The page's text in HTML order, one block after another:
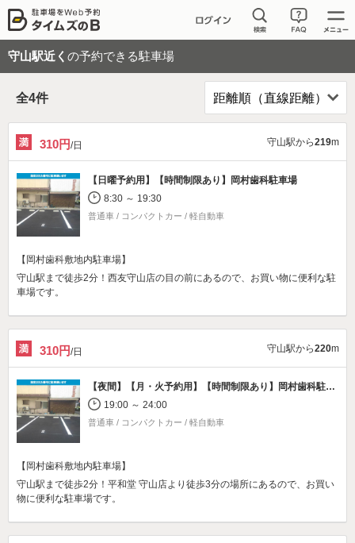
守山駅近く の予約できる駐車場
全4件
310円/日 守山駅から219m
【日曜予約用】【時間制限あり】
岡村歯科駐車場
8:30 ～ 19:30
普通車 / コンパクトカー / 軽自動車
【岡村歯科敷地内駐車場】
守山駅まで徒歩2分！西友守山店の目の前にあるので、お買い物に便利な駐
車場です。
310円/日 守山駅から220m
【夜間】【月・火予約用】【時間制限あり】
岡村歯科駐車場
19:00 ～ 24:00
普通車 / コンパクトカー / 軽自動車
【岡村歯科敷地内駐車場】
守山駅まで徒歩2分！平和堂 守山店より徒歩3分の場所にあるので、お買い
物に便利な駐車場です。